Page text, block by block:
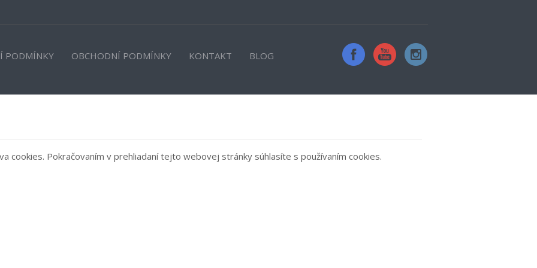
PODMÍNKY OBCHODNÍ PODMÍNKY KONTAKT BLOG
cookies. Pokračovaním v prehliadaní tejto webovej stránky súhlasíte s používaním cookies.